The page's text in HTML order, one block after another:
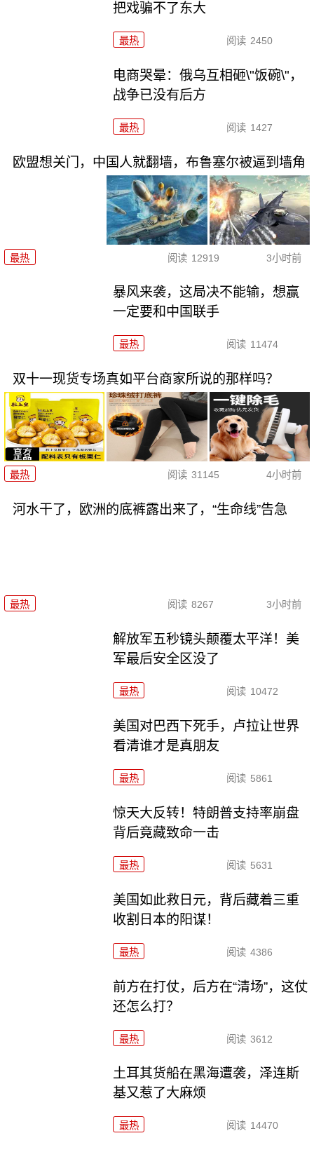
把戏骗不了东大
最热 阅读 2450
电商哭晕：俄乌互相砸\"饭碗\"，
战争已没有后方
最热 阅读 1427
欧盟想关门，中国人就翻墙，布鲁塞尔被逼到墙角
最热 阅读 12919 3小时前
暴风来袭，这局决不能输，想赢
一定要和中国联手
最热 阅读 11474
双十一现货专场真如平台商家所说的那样吗？
最热 阅读 31145 4小时前
河水干了，欧洲的底裤露出来了，“生命线”告急
最热 阅读 8267 3小时前
解放军五秒镜头颠覆太平洋！美
军最后安全区没了
最热 阅读 10472
美国对巴西下死手，卢拉让世界
看清谁才是真朋友
最热 阅读 5861
惊天大反转！特朗普支持率崩盘
背后竟藏致命一击
最热 阅读 5631
美国如此救日元，背后藏着三重
收割日本的阳谋！
最热 阅读 4386
前方在打仗，后方在“清场”，这仗
还怎么打？
最热 阅读 3612
土耳其货船在黑海遭袭，泽连斯
基又惹了大麻烦
最热 阅读 14470